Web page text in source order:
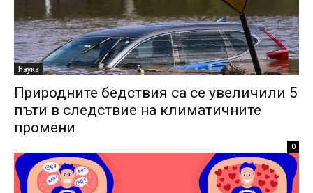
Наука
Природните бедствия са се увеличили 5
пъти в следствие на климатичните
промени
0